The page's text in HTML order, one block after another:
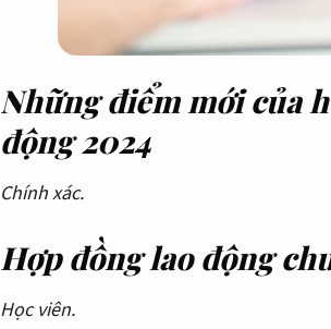
Những điểm mới của
động 2024
Chính xác.
Hợp đồng lao động
Học viên.